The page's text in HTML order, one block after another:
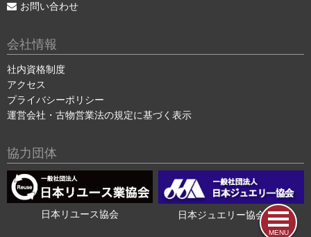
MENU
お問い合わせ
会社情報
社内資格制度
アクセス
プライバシーポリシー
運営会社・古物営業法の規定に基づく表示
協力団体
日本リユース協会 日本ジュエリー協会会員